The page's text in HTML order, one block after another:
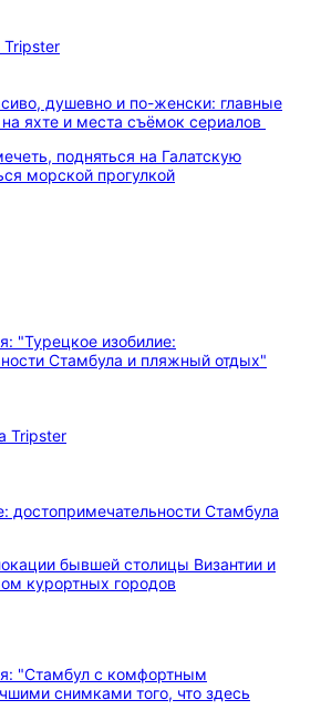
душевно и по-женски: главные
яхте и места съёмок сериалов
подняться на Галатскую
морской прогулкой
достопримечательности Стамбула
бывшей столицы Византии и
курортных городов